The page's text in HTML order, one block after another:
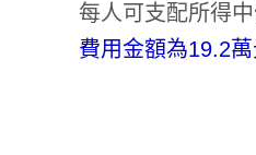
每人可支配所得
費用金額為19.2